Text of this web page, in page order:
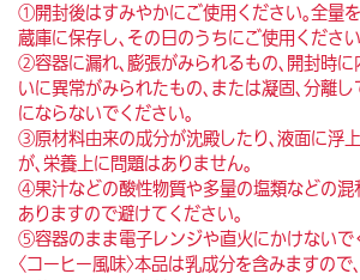
①開封後はすみやかにご使用ください。全量
蔵庫に保存し、その日のうちにご使用ください
②容器に漏れ、膨張がみられるもの、開封時に
いに異常がみられたもの、または凝固、分離
にならないでください。
③原材料由来の成分が沈殿したり、液面に浮
が、栄養上に問題はありません。
④果汁などの酸性物質や多量の塩類などの混
ありますので避けてください。
⑤容器のまま電子レンジや直火にかけないで
〈コーヒー風味〉本品は乳成分を含みますの